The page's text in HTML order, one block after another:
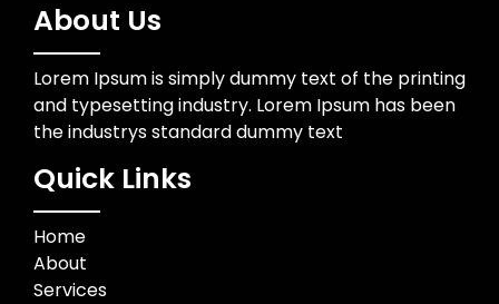
About Us
Lorem Ipsum is simply dummy text of the printing
and typesetting industry. Lorem Ipsum has been
the industrys standard dummy text
Quick Links
Home
About
Services